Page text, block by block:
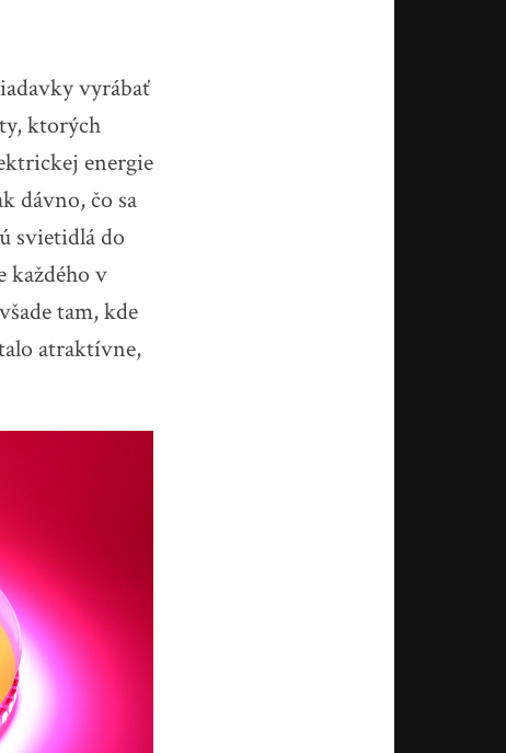
vyrábať
ktorých
energie
dávno, čo sa
svietidlá do
každého v
tam, kde
atraktívne,